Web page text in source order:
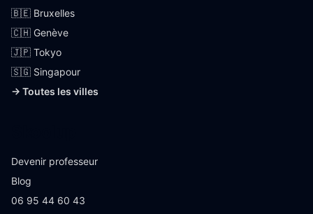
🇧🇪 Bruxelles
🇨🇭 Genève
🇯🇵 Tokyo
🇸🇬 Singapour
→ Toutes les villes
Devenir professeur
Blog
06 95 44 60 43